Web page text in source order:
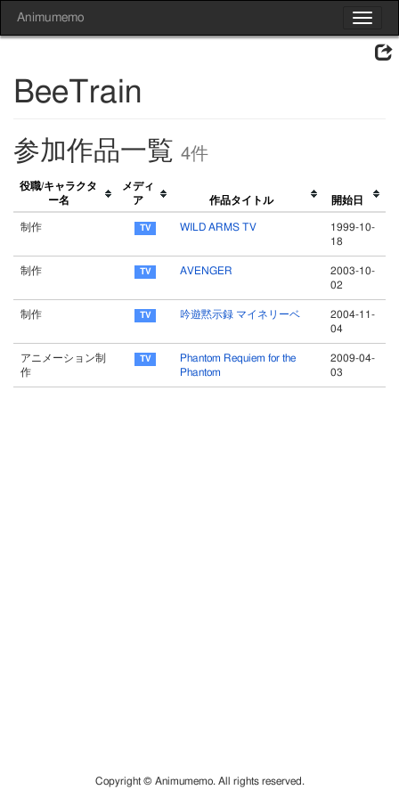
Toggle
Animumemo
BeeTrain
参加作品一覧 4件
役職/キャラクタ
ー名
メディ
ア
作品タイトル 開始日
制作 WILD ARMS TV
1999-10-
18
制作 AVENGER
2003-10-
02
制作 吟遊黙示録 マイネリーベ
2004-11-
04
アニメーション制
作
Phantom Requiem for the
Phantom
2009-04-
03
Copyright © Animumemo. All rights reserved.